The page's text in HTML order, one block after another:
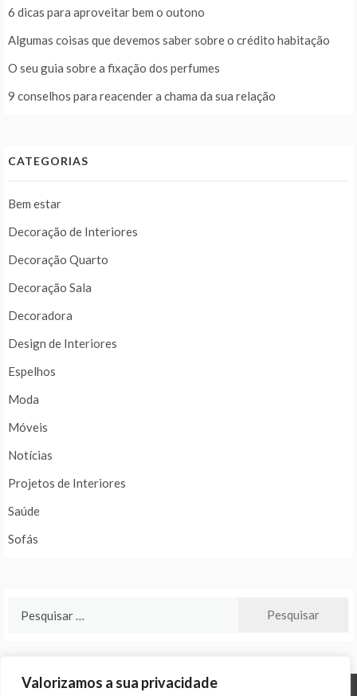
Valorizamos a sua privacidade
6 dicas para aproveitar bem o outono
Algumas coisas que devemos saber sobre o crédito habitação
O seu guia sobre a fixação dos perfumes
9 conselhos para reacender a chama da sua relação
CATEGORIAS
Bem estar
Decoração de Interiores
Decoração Quarto
Decoração Sala
Decoradora
Design de Interiores
Espelhos
Moda
Móveis
Notícias
Projetos de Interiores
Saúde
Sofás